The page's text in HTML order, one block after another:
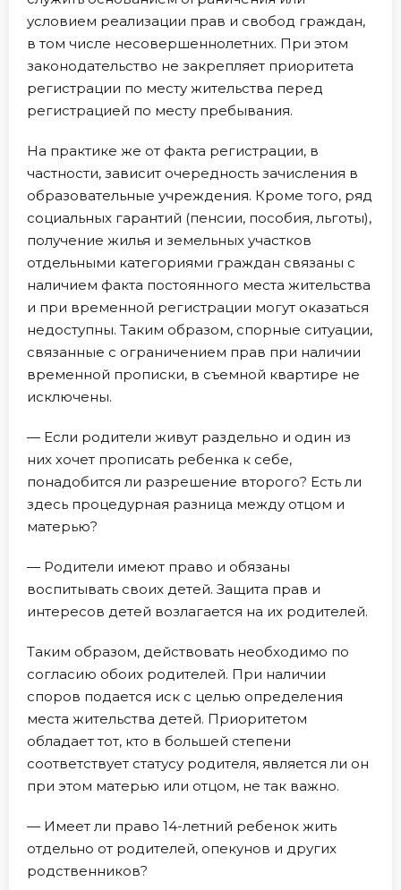
условием реализации прав и свобод граждан,
в том числе несовершеннолетних. При этом
законодательство не закрепляет приоритета
регистрации по месту жительства перед
регистрацией по месту пребывания.
На практике же от факта регистрации, в
частности, зависит очередность зачисления в
образовательные учреждения. Кроме того, ряд
социальных гарантий (пенсии, пособия, льготы),
получение жилья и земельных участков
отдельными категориями граждан связаны с
наличием факта постоянного места жительства
и при временной регистрации могут оказаться
недоступны. Таким образом, спорные ситуации,
связанные с ограничением прав при наличии
временной прописки, в съемной квартире не
исключены.
— Если родители живут раздельно и один из
них хочет прописать ребенка к себе,
понадобится ли разрешение второго? Есть ли
здесь процедурная разница между отцом и
матерью?
— Родители имеют право и обязаны
воспитывать своих детей. Защита прав и
интересов детей возлагается на их родителей.
Таким образом, действовать необходимо по
согласию обоих родителей. При наличии
споров подается иск с целью определения
места жительства детей. Приоритетом
обладает тот, кто в большей степени
соответствует статусу родителя, является ли он
при этом матерью или отцом, не так важно.
— Имеет ли право 14-летний ребенок жить
отдельно от родителей, опекунов и других
родственников?